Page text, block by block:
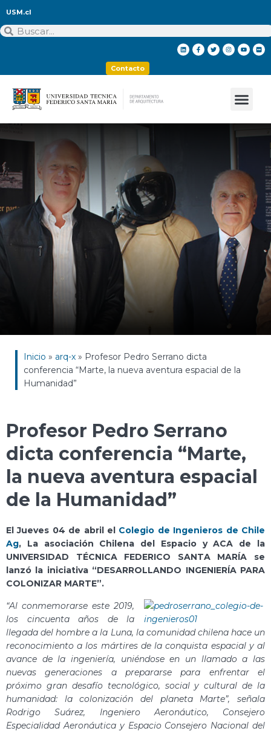
USM.cl
Contacto
Inicio » arq-x » Profesor Pedro Serrano dicta
conferencia “Marte, la nueva aventura espacial de la
Humanidad”
Profesor Pedro Serrano
dicta conferencia “Marte,
la nueva aventura espacial
de la Humanidad”
El Jueves 04 de abril el Colegio de Ingenieros de Chile
Ag, La asociación Chilena del Espacio y ACA de la
UNIVERSIDAD TÉCNICA FEDERICO SANTA MARÍA se
lanzó la iniciativa “DESARROLLANDO INGENIERÍA PARA
COLONIZAR MARTE”.
“Al conmemorarse este 2019,
los cincuenta años de la
llegada del hombre a la Luna, la comunidad chilena hace un
reconocimiento a los mártires de la conquista espacial y al
avance de la ingeniería, uniéndose en un llamado a las
nuevas generaciones a prepararse para enfrentar el
próximo gran desafío tecnológico, social y cultural de la
humanidad: la colonización del planeta Marte”, señala
Rodrigo Suárez, Ingeniero Aeronáutico, Consejero
Especialidad Aeronáutica y Espacio Consejero Nacional del